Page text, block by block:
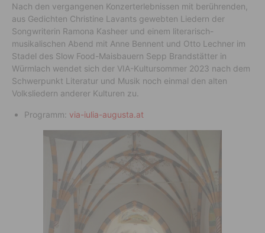
Nach den vergangenen Konzerterlebnissen mit berührenden,
aus Gedichten Christine Lavants gewebten Liedern der
Songwriterin Ramona Kasheer und einem literarisch-
musikalischen Abend mit Anne Bennent und Otto Lechner im
Stadel des Slow Food-Maisbauern Sepp Brandstätter in
Würmlach wendet sich der VIA-Kultursommer 2023 nach dem
Schwerpunkt Literatur und Musik noch einmal den alten
Volksliedern anderer Kulturen zu.
Programm: via-iulia-augusta.at